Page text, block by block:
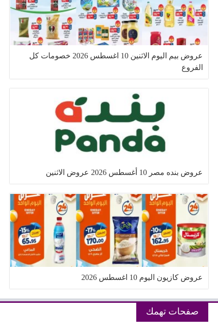
عروض بيم اليوم الاثنين 10 اغسطس 2026 خصومات كل
الفروع
عروض بنده مصر 10 أغسطس 2026 عروض الاثنين
عروض كازيون اليوم 10 اغسطس 2026
صفحات تهمك